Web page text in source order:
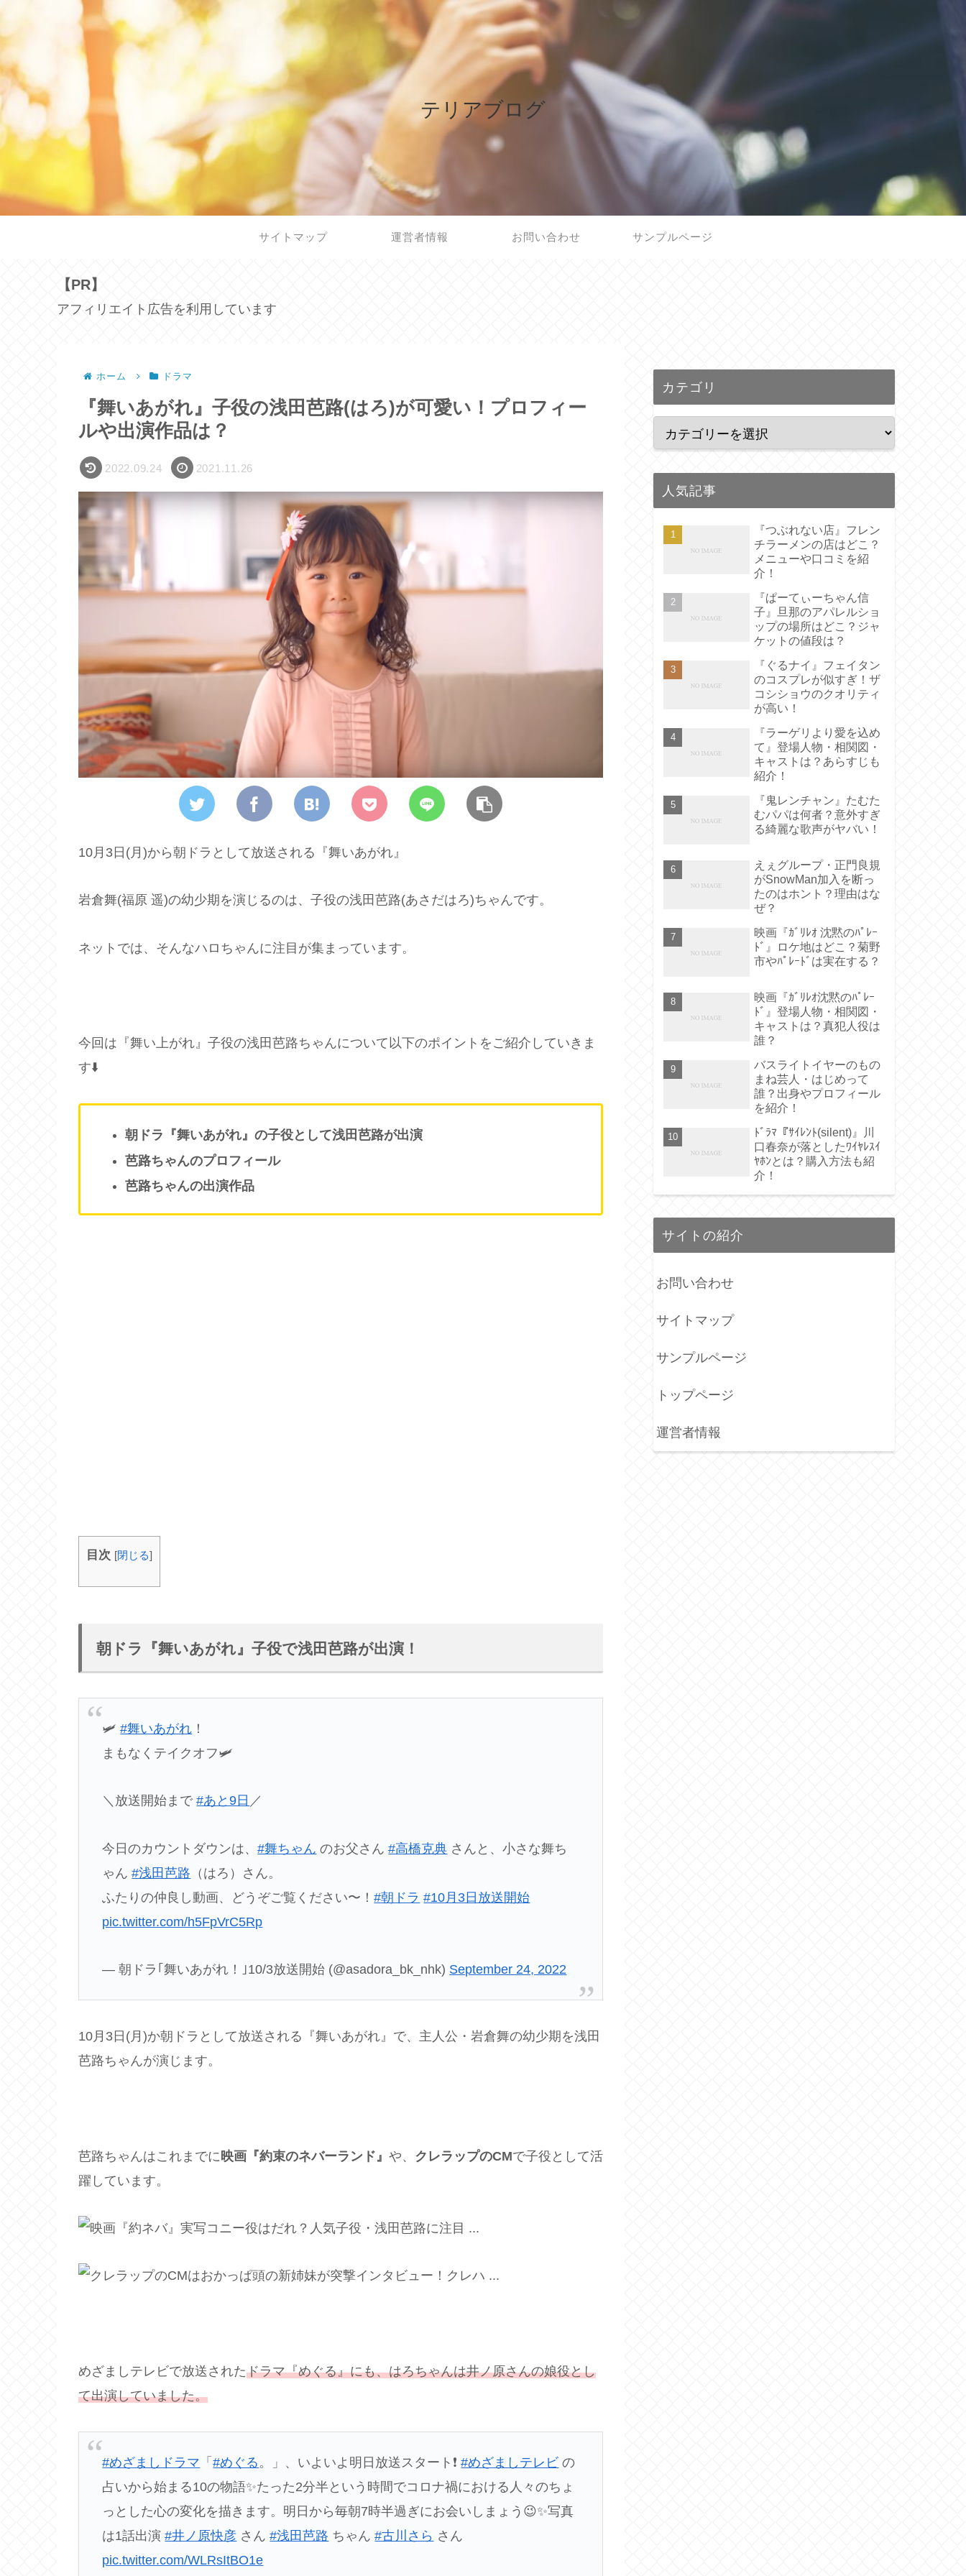
テリアブログ
サイトマップ 運営者情報 お問い合わせ サンプルページ
【PR】
アフィリエイト広告を利用しています
ホーム ドラマ
『舞いあがれ』子役の浅田芭路(はろ)が可愛い！プロフィー
ルや出演作品は？
2022.09.24 2021.11.26
10月3日(月)から朝ドラとして放送される『舞いあがれ』
岩倉舞(福原 遥)の幼少期を演じるのは、子役の浅田芭路(あさだはろ)ちゃんです。
ネットでは、そんなハロちゃんに注目が集まっています。
今回は『舞い上がれ』子役の浅田芭路ちゃんについて以下のポイントをご紹介していきま
す⬇️
朝ドラ『舞いあがれ』の子役として浅田芭路が出演
芭路ちゃんのプロフィール
芭路ちゃんの出演作品
目次 [閉じる]
朝ドラ『舞いあがれ』子役で浅田芭路が出演！
🛩#舞いあがれ ！
まもなくテイクオフ🛩
＼放送開始まで#あと9日 ／
今日のカウントダウンは、#舞ちゃん のお父さん#高橋克典 さんと、小さな舞ち
ゃん#浅田芭路 （はろ）さん。
ふたりの仲良し動画、どうぞご覧ください〜！#朝ドラ #10月3日放送開始
pic.twitter.com/h5FpVrC5Rp
— 朝ドラ｢舞いあがれ！｣10/3放送開始 (@asadora_bk_nhk) September 24, 2022
10月3日(月)か朝ドラとして放送される『舞いあがれ』で、主人公・岩倉舞の幼少期を浅田
芭路ちゃんが演じます。
芭路ちゃんはこれまでに 映画『約束のネバーランド』 や、 クレラップのCMで子役として活
躍しています。
めざましテレビで放送されたドラマ『めぐる』にも、はろちゃんは井ノ原さんの娘役とし
て出演していました。
#めざましドラマ 「#めぐる 。」、いよいよ明日放送スタート❗️#めざましテレビ の
占いから始まる10の物語✨たった2分半という時間でコロナ禍における人々のちょ
っとした心の変化を描きます。明日から毎朝7時半過ぎにお会いしまょう😉✨写真
は1話出演#井ノ原快彦 さん#浅田芭路 ちゃん#古川さら さん
pic.twitter.com/WLRsItBO1e
カテゴリ
人気記事
『つぶれない店』フレン
チラーメンの店はどこ？
メニューや口コミを紹
介！
『ぱーてぃーちゃん信
子』旦那のアパレルショ
ップの場所はどこ？ジャ
ケットの値段は？
『ぐるナイ』フェイタン
のコスプレが似すぎ！ザ
コシショウのクオリティ
が高い！
『ラーゲリより愛を込め
て』登場人物・相関図・
キャストは？あらすじも
紹介！
『鬼レンチャン』たむた
むパパは何者？意外すぎ
る綺麗な歌声がヤバい！
えぇグループ・正門良規
がSnowMan加入を断っ
たのはホント？理由はな
ぜ？
映画『ｶﾞﾘﾚｵ 沈黙のﾊﾟﾚｰ
ﾄﾞ』ロケ地はどこ？菊野
市やﾊﾟﾚｰﾄﾞは実在する？
映画『ｶﾞﾘﾚｵ沈黙のﾊﾟﾚｰ
ﾄﾞ』登場人物・相関図・
キャストは？真犯人役は
誰？
バスライトイヤーのもの
まね芸人・はじめって
誰？出身やプロフィール
を紹介！
ﾄﾞﾗﾏ『ｻｲﾚﾝﾄ(silent)』川
口春奈が落としたﾜｲﾔﾚｽｲ
ﾔﾎﾝとは？購入方法も紹
介！
サイトの紹介
お問い合わせ
サイトマップ
サンプルページ
トップページ
運営者情報